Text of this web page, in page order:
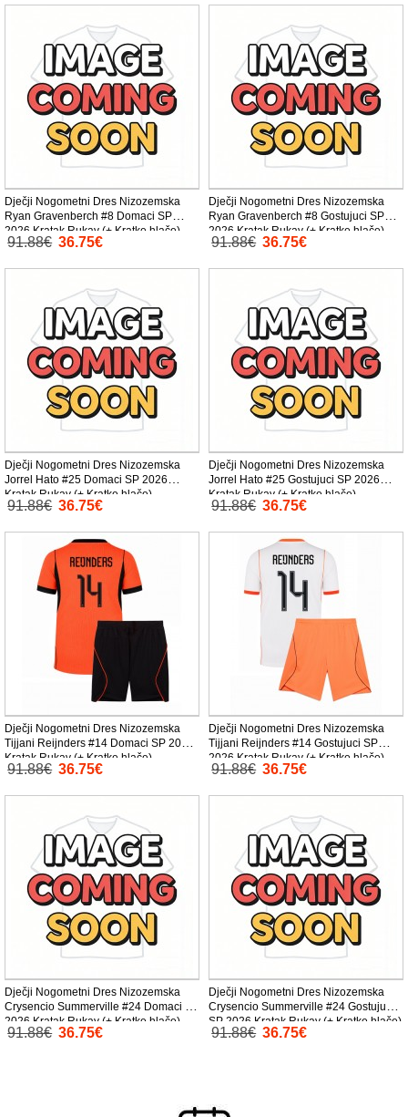
Dječji Nogometni Dres Nizozemska
Ryan Gravenberch #8 Domaci SP
2026 Kratak Rukav (+ Kratke hlače)
91.88€ 36.75€
Dječji Nogometni Dres Nizozemska
Ryan Gravenberch #8 Gostujuci SP
2026 Kratak Rukav (+ Kratke hlače)
91.88€ 36.75€
Dječji Nogometni Dres Nizozemska
Jorrel Hato #25 Domaci SP 2026
Kratak Rukav (+ Kratke hlače)
91.88€ 36.75€
Dječji Nogometni Dres Nizozemska
Jorrel Hato #25 Gostujuci SP 2026
Kratak Rukav (+ Kratke hlače)
91.88€ 36.75€
Dječji Nogometni Dres Nizozemska
Tijjani Reijnders #14 Domaci SP 2026
Kratak Rukav (+ Kratke hlače)
91.88€ 36.75€
Dječji Nogometni Dres Nizozemska
Tijjani Reijnders #14 Gostujuci SP
2026 Kratak Rukav (+ Kratke hlače)
91.88€ 36.75€
Dječji Nogometni Dres Nizozemska
Crysencio Summerville #24 Domaci SP
2026 Kratak Rukav (+ Kratke hlače)
91.88€ 36.75€
Dječji Nogometni Dres Nizozemska
Crysencio Summerville #24 Gostujuci
SP 2026 Kratak Rukav (+ Kratke hlače)
91.88€ 36.75€